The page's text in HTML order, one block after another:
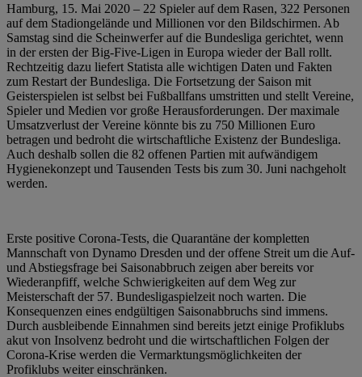
Hamburg, 15. Mai 2020 – 22 Spieler auf dem Rasen, 322 Personen
auf dem Stadiongelände und Millionen vor den Bildschirmen. Ab
Samstag sind die Scheinwerfer auf die Bundesliga gerichtet, wenn
in der ersten der Big-Five-Ligen in Europa wieder der Ball rollt.
Rechtzeitig dazu liefert Statista alle wichtigen Daten und Fakten
zum Restart der Bundesliga. Die Fortsetzung der Saison mit
Geisterspielen ist selbst bei Fußballfans umstritten und stellt Vereine,
Spieler und Medien vor große Herausforderungen. Der maximale
Umsatzverlust der Vereine könnte bis zu 750 Millionen Euro
betragen und bedroht die wirtschaftliche Existenz der Bundesliga.
Auch deshalb sollen die 82 offenen Partien mit aufwändigem
Hygienekonzept und Tausenden Tests bis zum 30. Juni nachgeholt
werden.
Erste positive Corona-Tests, die Quarantäne der kompletten
Mannschaft von Dynamo Dresden und der offene Streit um die Auf-
und Abstiegsfrage bei Saisonabbruch zeigen aber bereits vor
Wiederanpfiff, welche Schwierigkeiten auf dem Weg zur
Meisterschaft der 57. Bundesligaspielzeit noch warten. Die
Konsequenzen eines endgültigen Saisonabbruchs sind immens.
Durch ausbleibende Einnahmen sind bereits jetzt einige Profiklubs
akut von Insolvenz bedroht und die wirtschaftlichen Folgen der
Corona-Krise werden die Vermarktungsmöglichkeiten der
Profiklubs weiter einschränken.